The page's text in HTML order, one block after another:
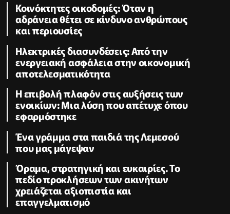
Κοινόκτητες οικοδομές: Όταν η
αδράνεια θέτει σε κίνδυνο ανθρώπους
και περιουσίες
Ηλεκτρικές διασυνδέσεις: Από την
ενεργειακή ασφάλεια στην οικονομική
αποτελεσματικότητα
Η επιβολή πλαφόν στις αυξήσεις των
ενοικίων: Μια λύση που απέτυχε όπου
εφαρμόστηκε
Ένα γράμμα στα παιδιά της Λεμεσού
που μας μάγεψαν
Όραμα, στρατηγική και ευκαιρίες. Το
πεδίο προκλήσεων των ακινήτων
χρειάζεται αξιοπιστία και
επαγγελµατισµό